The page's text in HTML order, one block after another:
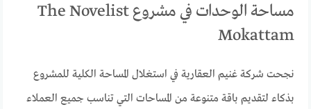
مساحة الوحدات في مشروع The Novelist
Mokattam
نجحت شركة غنيم العقارية في استغلال المساحة الكلية للمشروع
بذكاء لتقديم باقة متنوعة من المساحات التي تناسب جميع العملاء